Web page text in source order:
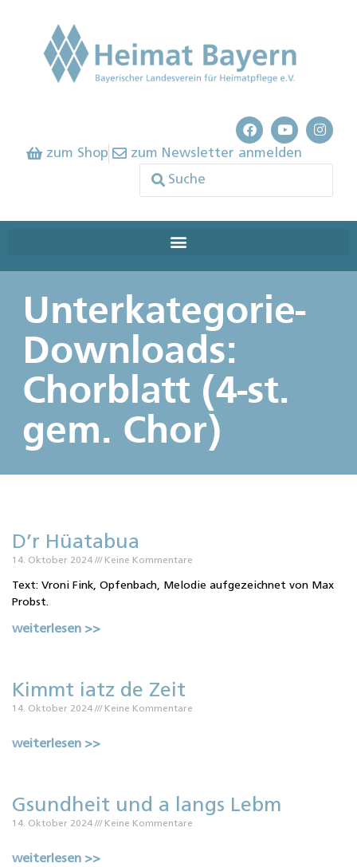
zum Shop zum Newsletter anmelden
Unterkategorie-
Downloads:
Chorblatt (4-st.
gem. Chor)
D’r Hüatabua
14. Oktober 2024 Keine Kommentare
Text: Vroni Fink, Opfenbach, Melodie aufgezeichnet von Max
Probst.
weiterlesen >>
Kimmt iatz de Zeit
14. Oktober 2024 Keine Kommentare
weiterlesen >>
Gsundheit und a langs Lebm
14. Oktober 2024 Keine Kommentare
weiterlesen >>